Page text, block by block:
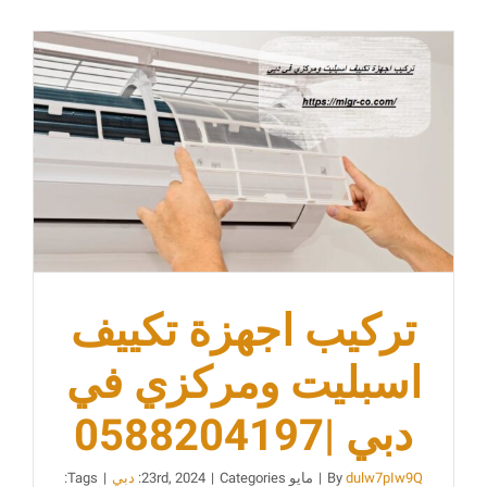
ام القيوين
تركيب اجهزة تكييف
اسبليت ومركزي في
دبي |0588204197
By dulw7pIw9Q
| مايو 23rd, 2024 | Categories: دبي |
Tags: